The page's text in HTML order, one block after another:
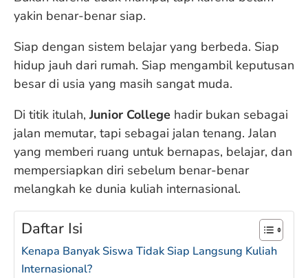
yakin benar-benar siap.
Siap dengan sistem belajar yang berbeda. Siap
hidup jauh dari rumah. Siap mengambil keputusan
besar di usia yang masih sangat muda.
Di titik itulah,Junior College hadir bukan sebagai
jalan memutar, tapi sebagai jalan tenang. Jalan
yang memberi ruang untuk bernapas, belajar, dan
mempersiapkan diri sebelum benar-benar
melangkah ke dunia kuliah internasional.
Daftar Isi
Kenapa Banyak Siswa Tidak Siap Langsung Kuliah
Internasional?